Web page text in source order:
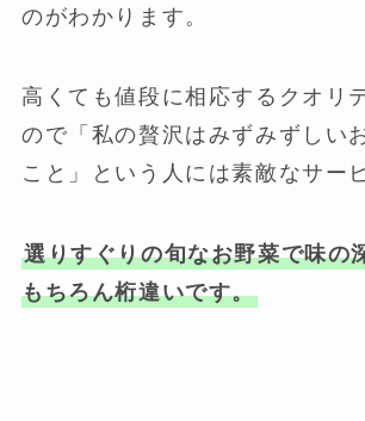
のがわかります。
高くても値段に相応するクオリ
ので「私の贅沢はみずみずしい
こと」という人には素敵なサー
選りすぐりの旬なお野菜で味の
もちろん桁違いです。